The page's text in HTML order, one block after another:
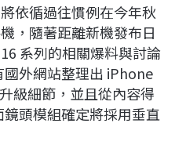
將依循過往慣例在今年秋
，隨著距離新機發布日
系列的相關爆料與討論
外網站整理出 iPhone
級細節，並且從內容得
頭模組確定將採用垂直